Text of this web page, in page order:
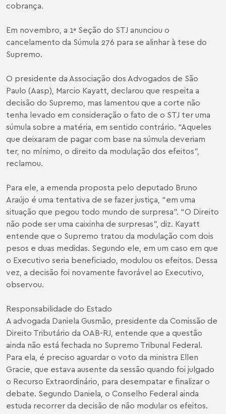
cobrança.
Em novembro, a 1ª Seção do STJ anunciou o
cancelamento da Súmula 276 para se alinhar à tese do
Supremo.
O presidente da Associação dos Advogados de São
Paulo (Aasp), Marcio Kayatt, declarou que respeita a
decisão do Supremo, mas lamentou que a corte não
tenha levado em consideração o fato de o STJ ter uma
súmula sobre a matéria, em sentido contrário. “Aqueles
que deixaram de pagar com base na súmula deveriam
ter, no mínimo, o direito da modulação dos efeitos”,
reclamou.
Para ele, a emenda proposta pelo deputado Bruno
Araújo é uma tentativa de se fazer justiça, “em uma
situação que pegou todo mundo de surpresa”. “O Direito
não pode ser uma caixinha de surpresas”, diz. Kayatt
entende que o Supremo tratou da modulação com dois
pesos e duas medidas. Segundo ele, em um caso em que
o Executivo seria beneficiado, modulou os efeitos. Dessa
vez, a decisão foi novamente favorável ao Executivo,
observou.
Responsabilidade do Estado
A advogada Daniela Gusmão, presidente da Comissão de
Direito Tributário da OAB-RJ, entende que a questão
ainda não está fechada no Supremo Tribunal Federal.
Para ela, é preciso aguardar o voto da ministra Ellen
Gracie, que estava ausente da sessão quando foi julgado
o Recurso Extraordinário, para desempatar e finalizar o
debate. Segundo Daniela, o Conselho Federal ainda
estuda recorrer da decisão de não modular os efeitos.